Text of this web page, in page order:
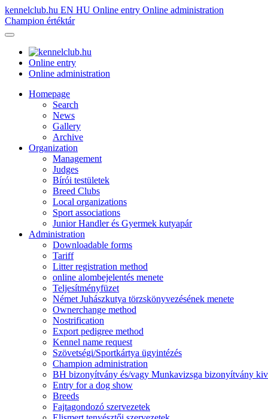
kennelclub.hu EN HU Online entry Online administration
Champion értéktár
Online entry
Online administration
Homepage
Search
News
Gallery
Archive
Organization
Management
Judges
Bírói testületek
Breed Clubs
Local organizations
Sport associations
Junior Handler és Gyermek kutyapár
Administration
Downloadable forms
Tariff
Litter registration method
online alombejelentés menete
Teljesítményfüzet
Német Juhászkutya törzskönyvezésének menete
Ownerchange method
Nostrification
Export pedigree method
Kennel name request
Szövetségi/Sportkártya ügyintézés
Champion administration
BH bizonyítvány és/vagy Munkavizsga bizonyítvány
Entry for a dog show
Breeds
Fajtagondozó szervezetek